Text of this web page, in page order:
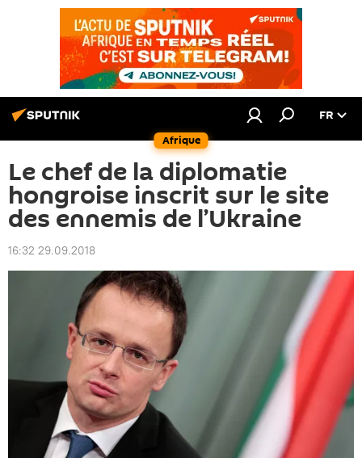
Afrique
FR
Le chef de la diplomatie
hongroise inscrit sur le site
des ennemis de l’Ukraine
16:32 29.09.2018